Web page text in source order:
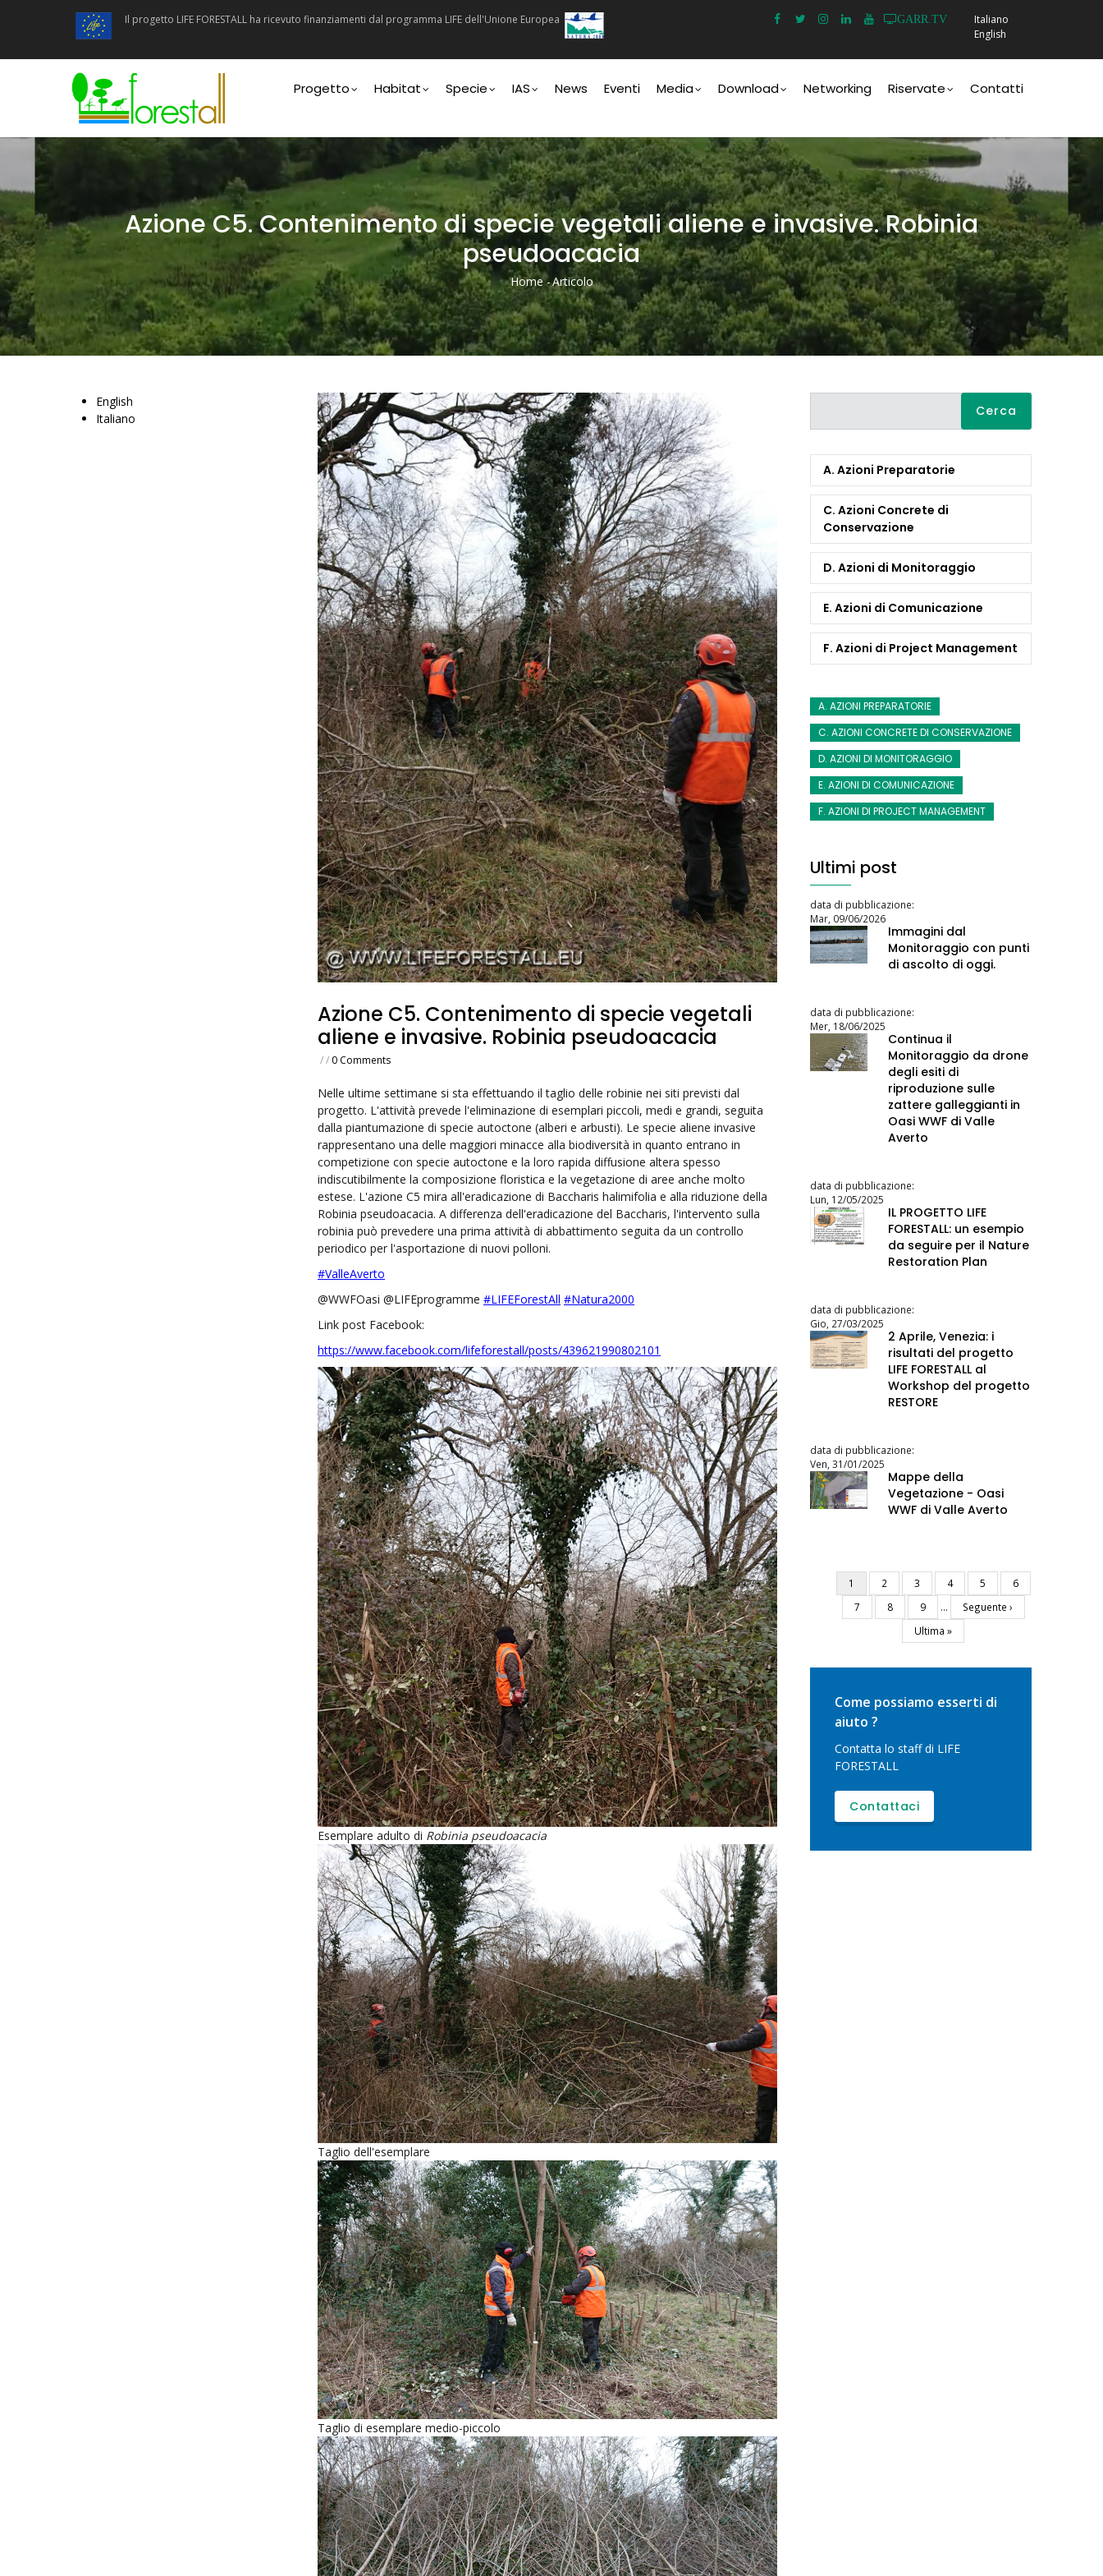
principale
Il progetto LIFE FORESTALL ha ricevuto finanziamenti dal programma LIFE dell'Unione Europea GARR.TV
Italiano
English
navigation
Progetto Habitat Specie IAS News Eventi Media Download Networking Riservate Contatti
Azione C5. Contenimento di specie vegetali aliene e invasive. Robinia
pseudoacacia
Briciole
Di
Pane
Home -Articolo
Azione C5. Contenimento di specie vegetali
aliene e invasive. Robinia pseudoacacia
// 0 Comments
Nelle ultime settimane si sta effettuando il taglio delle robinie nei siti previsti dal
progetto. L'attività prevede l'eliminazione di esemplari piccoli, medi e grandi, seguita
dalla piantumazione di specie autoctone (alberi e arbusti). Le specie aliene invasive
rappresentano una delle maggiori minacce alla biodiversità in quanto entrano in
competizione con specie autoctone e la loro rapida diffusione altera spesso
indiscutibilmente la composizione floristica e la vegetazione di aree anche molto
estese. L'azione C5 mira all'eradicazione di Baccharis halimifolia e alla riduzione della
Robinia pseudoacacia. A differenza dell'eradicazione del Baccharis, l'intervento sulla
robinia può prevedere una prima attività di abbattimento seguita da un controllo
periodico per l'asportazione di nuovi polloni.
#ValleAverto
@WWFOasi @LIFEprogramme #LIFEForestAll #Natura2000
Link post Facebook:
https://www.facebook.com/lifeforestall/posts/439621990802101
Esemplare adulto di Robinia pseudoacacia
Taglio dell'esemplare
Taglio di esemplare medio-piccolo
English
Italiano
A. Azioni Preparatorie
C. Azioni Concrete di
Conservazione
D. Azioni di Monitoraggio
E. Azioni di Comunicazione
F. Azioni di Project Management
A. AZIONI PREPARATORIE
C. AZIONI CONCRETE DI CONSERVAZIONE
D. AZIONI DI MONITORAGGIO
E. AZIONI DI COMUNICAZIONE
F. AZIONI DI PROJECT MANAGEMENT
Ultimi post
data di pubblicazione:
Mar, 09/06/2026
Immagini dal
Monitoraggio con punti
di ascolto di oggi.
data di pubblicazione:
Mer, 18/06/2025
Continua il
Monitoraggio da drone
degli esiti di
riproduzione sulle
zattere galleggianti in
Oasi WWF di Valle
Averto
data di pubblicazione:
Lun, 12/05/2025
IL PROGETTO LIFE
FORESTALL: un esempio
da seguire per il Nature
Restoration Plan
data di pubblicazione:
Gio, 27/03/2025
2 Aprile, Venezia: i
risultati del progetto
LIFE FORESTALL al
Workshop del progetto
RESTORE
data di pubblicazione:
Ven, 31/01/2025
Mappe della
Vegetazione - Oasi
WWF di Valle Averto
Paginazione
Pagina
attuale
1 Pagina
2 Pagina
3 Pagina
4 Pagina
5 Pagina
6
Pagina
7 Pagina
8 Pagina
9 …
Pagina
successiva
Seguente ›
Ultima
pagina
Ultima »
Come possiamo esserti di
aiuto ?
Contatta lo staff di LIFE
FORESTALL
Contattaci